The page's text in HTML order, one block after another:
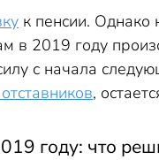
к пенсии. Однако
2019 году
с начала
,
году: что